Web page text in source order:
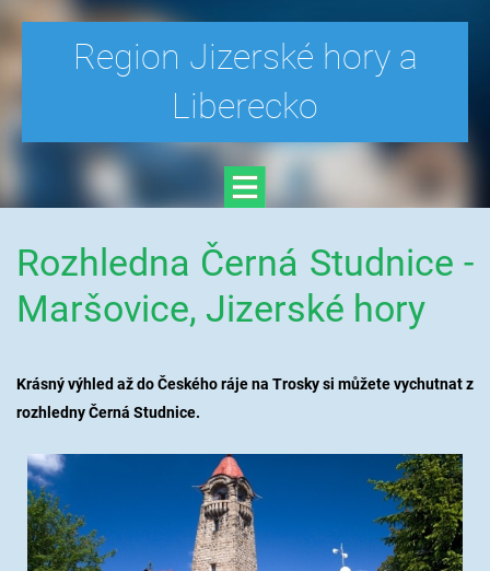
Region Jizerské hory a
Liberecko
Rozhledna Černá Studnice -
Maršovice, Jizerské hory
Krásný výhled až do Českého ráje na Trosky si můžete vychutnat z
rozhledny Černá Studnice.